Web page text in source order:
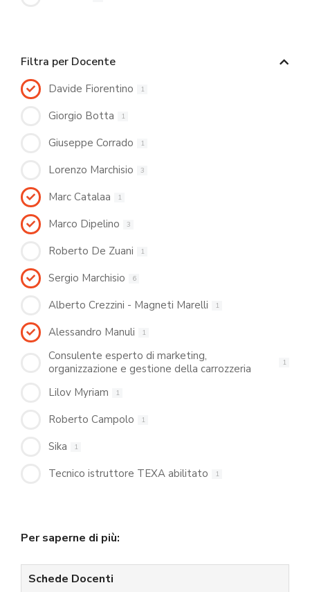
Filtra per Docente
Davide Fiorentino 1
Giorgio Botta 1
Giuseppe Corrado 1
Lorenzo Marchisio 3
Marc Catalaa 1
Marco Dipelino 3
Roberto De Zuani 1
Sergio Marchisio 6
Alberto Crezzini - Magneti Marelli 1
Alessandro Manuli 1
Consulente esperto di marketing,
organizzazione e gestione della carrozzeria
1
Lilov Myriam 1
Roberto Campolo 1
Sika 1
Tecnico istruttore TEXA abilitato 1
Per saperne di più:
Schede Docenti